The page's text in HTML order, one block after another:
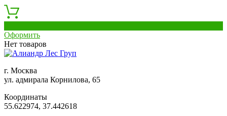
Оформить
Нет товаров
г. Москва
ул. адмирала Корнилова, 65
Координаты
55.622974, 37.442618